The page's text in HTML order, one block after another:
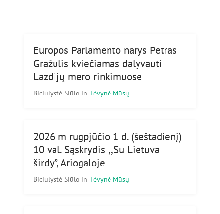
Europos Parlamento narys Petras
Gražulis kviečiamas dalyvauti
Lazdijų mero rinkimuose
Biciulystė Siūlo in Tėvynė Mūsų
2026 m rugpjūčio 1 d. (šeštadienį)
10 val. Sąskrydis ,,Su Lietuva
širdy”, Ariogaloje
Biciulystė Siūlo in Tėvynė Mūsų